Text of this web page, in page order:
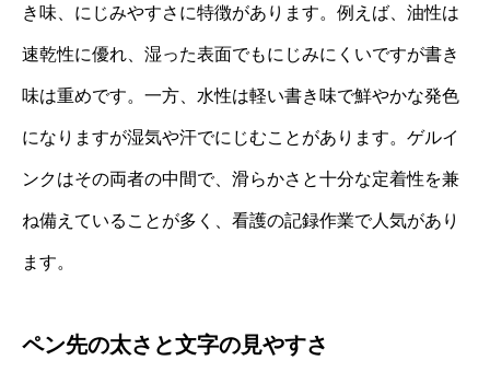
き味、にじみやすさに特徴があります。例えば、油性は
速乾性に優れ、湿った表面でもにじみにくいですが書き
味は重めです。一方、水性は軽い書き味で鮮やかな発色
になりますが湿気や汗でにじむことがあります。ゲルイ
ンクはその両者の中間で、滑らかさと十分な定着性を兼
ね備えていることが多く、看護の記録作業で人気があり
ます。
ペン先の太さと文字の見やすさ